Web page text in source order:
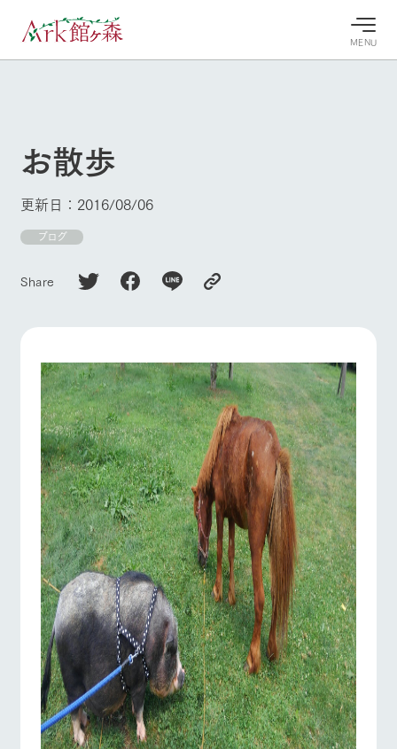
MENU
牧場へ行
営業時
間・料金
交通アク
セス
よくいた
だく質問
団体のお
客様へ
よく見られている情報
今日の牧
本日の営業時間
や牧場の天気、
状況などを毎日
Ark館ヶ森で開
催しているイベ
情報やスケジュ
ビゲート
施設・体験情報
フラワー
ガーデン
花のある美しい
自然環境の中、
季節の移り変わ
りを存分に味わ
う
動物とふ
れあう
触れて、感じ
て、学ぶ。館ヶ
森の雄大な自然
なかで動物とふ
れあう
アクティ
ビティ／
体験
ツリーハウスや
各種体験教室な
ど、楽しみなが
ら学べる様々な
アクティビティ
レストラ
ン
牧場の生産品を
知り尽くした料
理人が腕を振
い、ビュッフェ
スタイルで提供
ショップ
／お買い
物
丹精込めて育て
た生産品をはじ
め、牧場産の逸
品を取り揃えた
店舗
牧場マッ
プ
牧場マップのダ
ウンロード
Ark館ヶ森について
牧場に行く
生産品を見る
ArkFarm Wedding
お知らせ
ブログ
お問い合わせ・資料請求
生産品カタログ・資料DL
English (Google Translate)
ネットショップ
牧場トップ 今日の牧場 牧場の楽しみ方
イベント/フェア レストラン/BBQ フラワーガーデン
動物とふれあう アクティビティ/体験 ショップ/お買い物
牧場マップを見る 周遊バス
お散歩
更新日：2016/08/06
ブログ
Share